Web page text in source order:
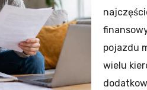
pojazdu
wielu